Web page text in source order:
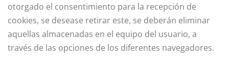
otorgado el consentimiento para la recepción de
cookies, se desease retirar este, se deberán eliminar
aquellas almacenadas en el equipo del usuario, a
través de las opciones de los diferentes navegadores.